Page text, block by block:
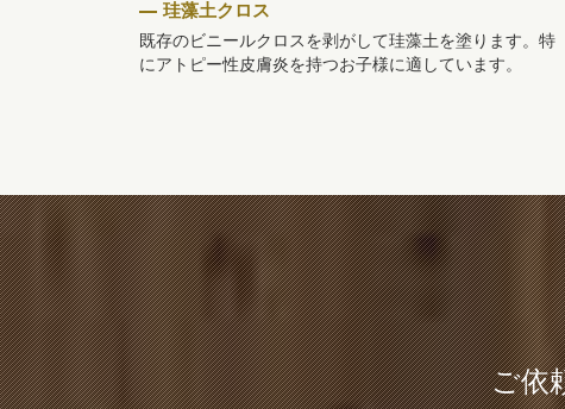
珪藻土クロス
既存のビニールクロスを剥がして珪藻土を塗ります。特
にアトピー性皮膚炎を持つお子様に適しています。
ご依